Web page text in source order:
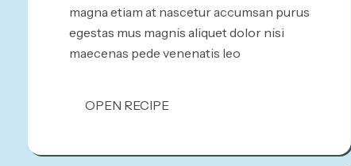
magna etiam at nascetur accumsan purus
egestas mus magnis aliquet dolor nisi
maecenas pede venenatis leo
OPEN RECIPE